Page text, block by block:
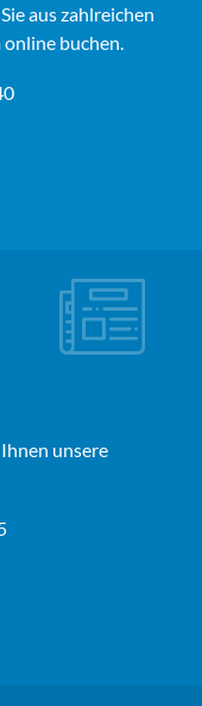
aus zahlreichen
buchen.
unsere